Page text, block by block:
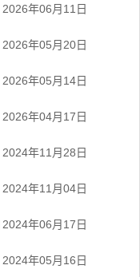
2026年06月11日
2026年05月20日
2026年05月14日
2026年04月17日
2024年11月28日
2024年11月04日
2024年06月17日
2024年05月16日